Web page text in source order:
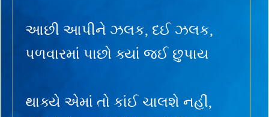
આછી આપીને ઝલક, દઈ ઝલક,
પળવારમાં પાછો ક્યાં જઈ છુપાય
થાક્યે એમાં તો કાંઈ ચાલશે નહીં,